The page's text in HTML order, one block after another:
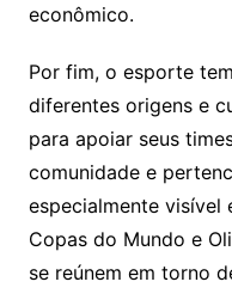
econômico.
Por fim, o esporte
diferentes origens e
para apoiar seus
comunidade e
especialmente visível
Copas do Mundo e
se reúnem em torno